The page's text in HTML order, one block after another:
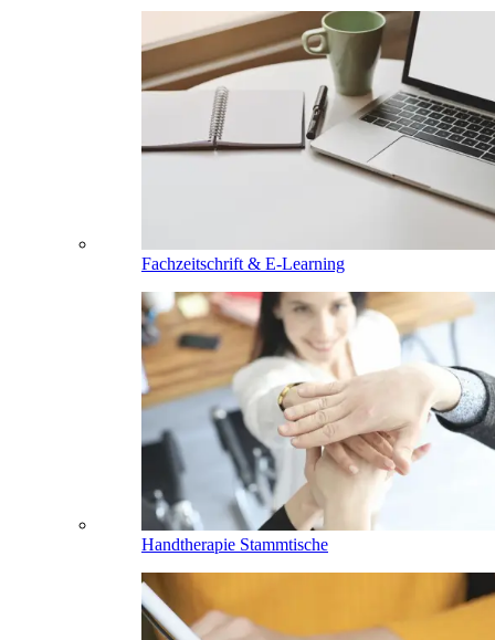
Fachzeitschrift & E-Learning
Handtherapie Stammtische